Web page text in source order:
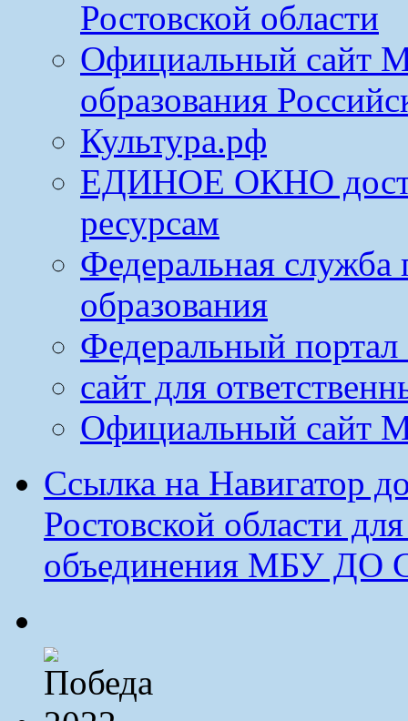
Ростовской области
Официальный сайт
образования
Культура.рф
ЕДИНОЕ ОКНО
ресурсам
Федеральная служба
образования
Федеральный портал
сайт для
Официальный сайт
Ссылка на Навигатор
Ростовской области
объединения МБУ ДО